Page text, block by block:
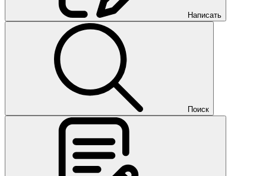
Написать
Поиск